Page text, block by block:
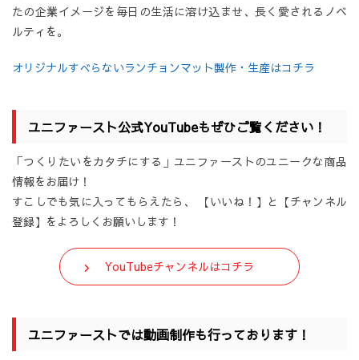
たの企業イメージを毎日の生活に溶け込ませ、長く愛されるノベ
ルティを。
オリジナルすべらないランチョンマット製作・生産はコチラ
ユニファースト公式YouTubeもぜひご覧ください！
「つくりたいをカタチにする」ユニファーストのユニークな商品
情報をお届け！
すこしでも気に入ってもらえたら、 【いいね！】と【チャンネル
登録】をよろしくお願いします！
YouTubeチャンネルはコチラ
ユニファーストでは動画制作も行っております！